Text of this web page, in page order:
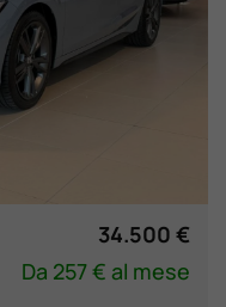
34.500 €
Da 257 € al mese